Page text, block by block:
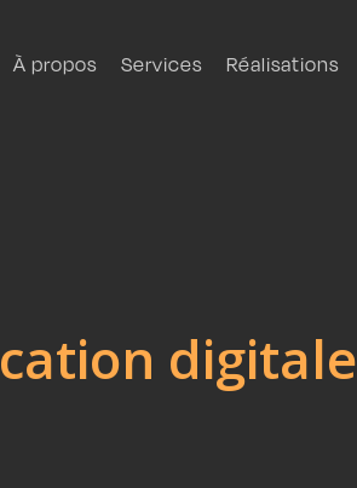
À propos Services Réalisations
digitale